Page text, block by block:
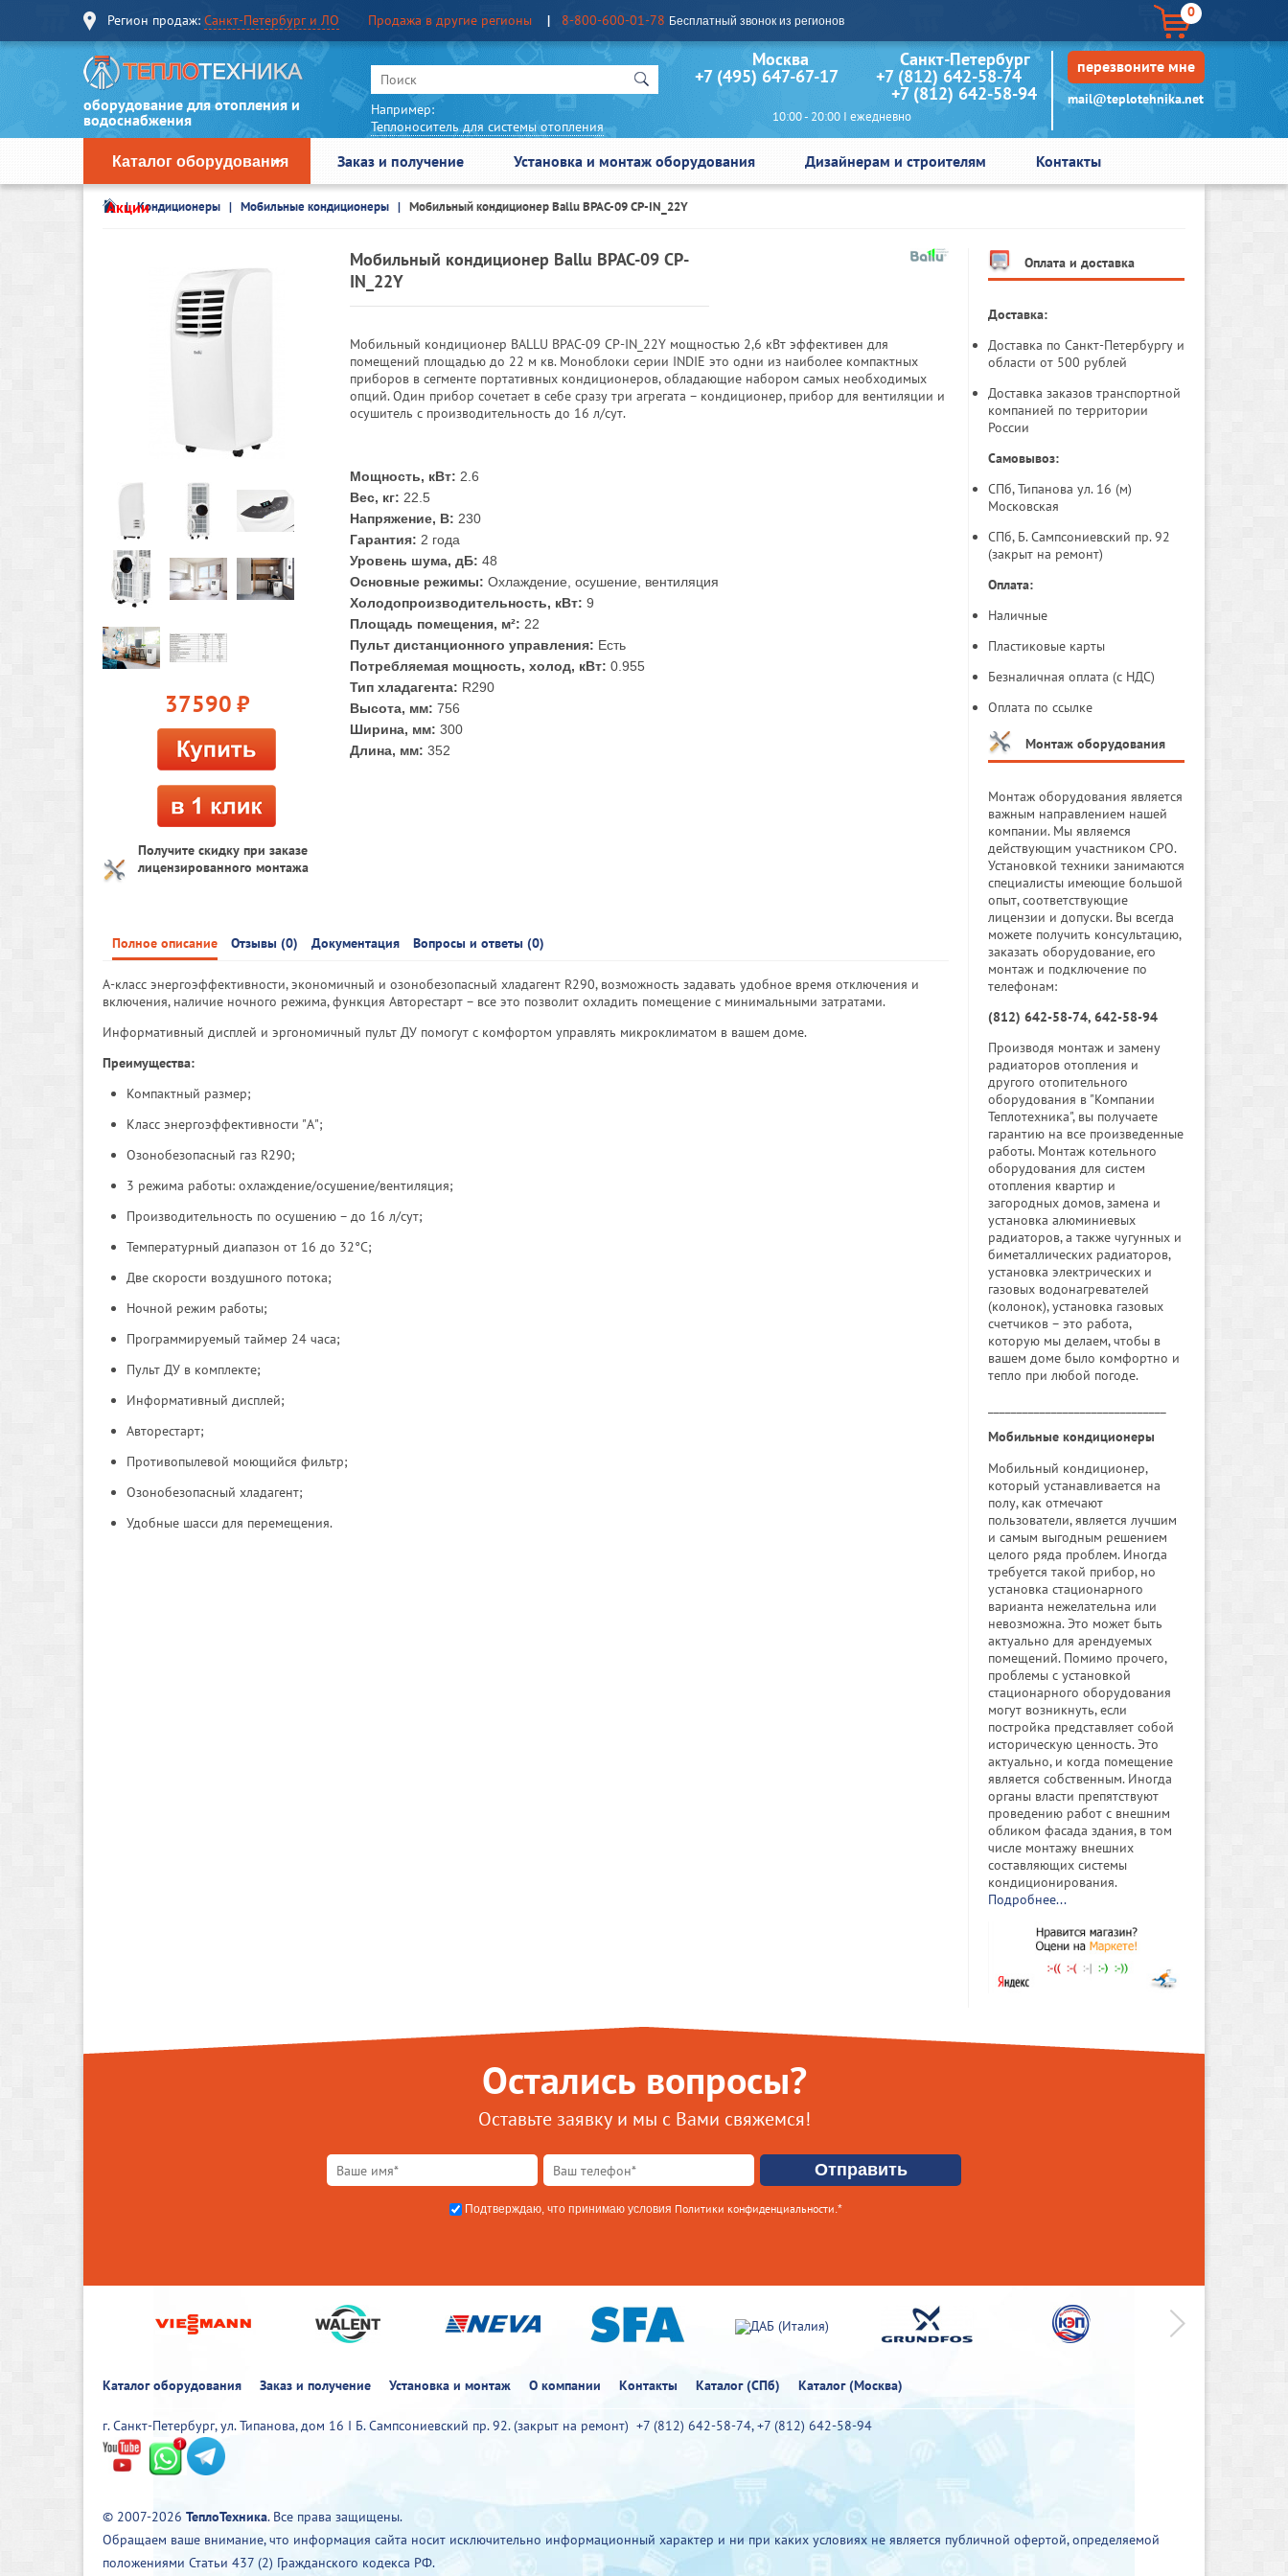
Регион продаж: Санкт-Петербург и ЛО Продажа в другие регионы 8-800-600-01-78 Бесплатный звонок из регионов
0
оборудование для отопления и
водоснабжения
Например:
Теплоноситель для системы отопления
Москва Санкт-Петербург
+7 (495) 647-67-17 +7 (812) 642-58-74
+7 (812) 642-58-94
10:00 - 20:00 I ежедневно
перезвоните мне
mail@teplotehnika.net
Каталог оборудования Заказ и получение Установка и монтаж оборудования Дизайнерам и строителям Контакты
АкцииКондиционеры Мобильные кондиционеры Мобильный кондиционер Ballu BPAC-09 CP-IN_22Y
37590 руб.
Получите скидку при заказе
лицензированного монтажа
Мобильный кондиционер Ballu BPAC-09 CP-
IN_22Y
Мобильный кондиционер BALLU BPAC-09 CP-IN_22Y мощностью 2,6 кВт эффективен для
помещений площадью до 22 м кв. Моноблоки серии INDIE это одни из наиболее компактных
приборов в сегменте портативных кондиционеров, обладающие набором самых необходимых
опций. Один прибор сочетает в себе сразу три агрегата – кондиционер, прибор для вентиляции и
осушитель с производительность до 16 л/сут.
Мощность, кВт: 2.6
Вес, кг: 22.5
Напряжение, В: 230
Гарантия: 2 года
Уровень шума, дБ: 48
Основные режимы: Охлаждение, осушение, вентиляция
Холодопроизводительность, кВт: 9
Площадь помещения, м²: 22
Пульт дистанционного управления: Есть
Потребляемая мощность, холод, кВт: 0.955
Тип хладагента: R290
Высота, мм: 756
Ширина, мм: 300
Длина, мм: 352
Полное описание Отзывы (0) Документация Вопросы и ответы (0)
А-класс энергоэффективности, экономичный и озонобезопасный хладагент R290, возможность задавать удобное время отключения и
включения, наличие ночного режима, функция Авторестарт – все это позволит охладить помещение с минимальными затратами.
Информативный дисплей и эргономичный пульт ДУ помогут с комфортом управлять микроклиматом в вашем доме.
Преимущества:
Компактный размер;
Класс энергоэффективности "А";
Озонобезопасный газ R290;
3 режима работы: охлаждение/осушение/вентиляция;
Производительность по осушению – до 16 л/сут;
Температурный диапазон от 16 до 32°С;
Две скорости воздушного потока;
Ночной режим работы;
Программируемый таймер 24 часа;
Пульт ДУ в комплекте;
Информативный дисплей;
Авторестарт;
Противопылевой моющийся фильтр;
Озонобезопасный хладагент;
Удобные шасси для перемещения.
Оплата и доставка
Доставка:
Доставка по Санкт-Петербургу и
области от 500 рублей
Доставка заказов транспортной
компанией по территории
России
Самовывоз:
СПб, Типанова ул. 16 (м)
Московская
СПб, Б. Сампсониевский пр. 92
(закрыт на ремонт)
Оплата:
Наличные
Пластиковые карты
Безналичная оплата (с НДС)
Оплата по ссылке
Монтаж оборудования
Монтаж оборудования является
важным направлением нашей
компании. Мы являемся
действующим участником СРО.
Установкой техники занимаются
специалисты имеющие большой
опыт, соответствующие
лицензии и допуски. Вы всегда
можете получить консультацию,
заказать оборудование, его
монтаж и подключение по
телефонам:
(812) 642-58-74, 642-58-94
Производя монтаж и замену
радиаторов отопления и
другого отопительного
оборудования в "Компании
Теплотехника", вы получаете
гарантию на все произведенные
работы. Монтаж котельного
оборудования для систем
отопления квартир и
загородных домов, замена и
установка алюминиевых
радиаторов, а также чугунных и
биметаллических радиаторов,
установка электрических и
газовых водонагревателей
(колонок), установка газовых
счетчиков – это работа,
которую мы делаем, чтобы в
вашем доме было комфортно и
тепло при любой погоде.
Мобильные кондиционеры
Мобильный кондиционер,
который устанавливается на
полу, как отмечают
пользователи, является лучшим
и самым выгодным решением
целого ряда проблем. Иногда
требуется такой прибор, но
установка стационарного
варианта нежелательна или
невозможна. Это может быть
актуально для арендуемых
помещений. Помимо прочего,
проблемы с установкой
стационарного оборудования
могут возникнуть, если
постройка представляет собой
историческую ценность. Это
актуально, и когда помещение
является собственным. Иногда
органы власти препятствуют
проведению работ с внешним
обликом фасада здания, в том
числе монтажу внешних
составляющих системы
кондиционирования.
Подробнее...
Остались вопросы?
Оставьте заявку и мы с Вами свяжемся!
Подтверждаю, что принимаю условия Политики конфиденциальности.*
Каталог оборудования Заказ и получение Установка и монтаж О компании Контакты Каталог (СПб) Каталог (Москва)
г. Санкт-Петербург, ул. Типанова, дом 16 I Б. Сампсониевский пр. 92. (закрыт на ремонт) +7 (812) 642-58-74,+7 (812) 642-58-94
© 2007-2026 ТеплоТехника. Все права защищены.
Обращаем ваше внимание, что информация сайта носит исключительно информационный характер и ни при каких условиях не является публичной офертой, определяемой
положениями Статьи 437 (2) Гражданского кодекса РФ.